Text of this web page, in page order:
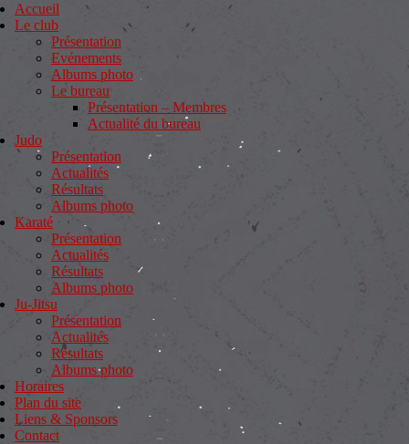
Accueil
Le club
Présentation
Evénements
Albums photo
Le bureau
Présentation – Membres
Actualité du bureau
Judo
Présentation
Actualités
Résultats
Albums photo
Karaté
Présentation
Actualités
Résultats
Albums photo
Ju-Jitsu
Présentation
Actualités
Résultats
Albums photo
Horaires
Plan du site
Liens & Sponsors
Contact